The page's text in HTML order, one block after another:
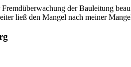
der Bauleitung
ließ den Mangel nach meiner